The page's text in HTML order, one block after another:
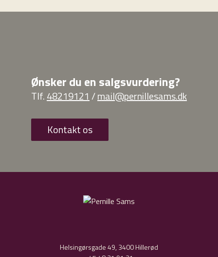
Ønsker du en salgsvurdering?
Tlf.48219121 /mail@pernillesams.dk
Kontakt os
Helsingørsgade 49, 3400 Hillerød